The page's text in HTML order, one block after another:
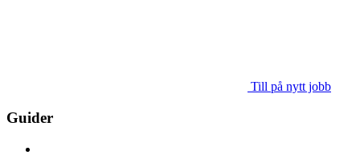
Till på nytt jobb
Guider